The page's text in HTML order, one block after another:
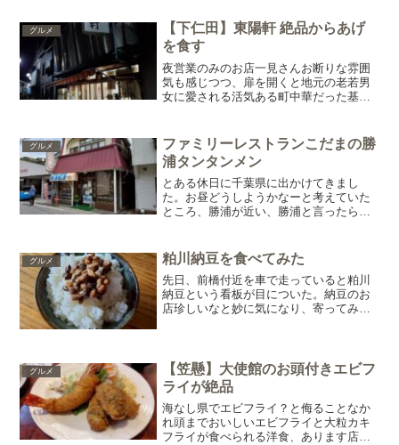
小であるプ...
グルメ
【下仁田】東陽軒 絶品からあげ
を食す
夜営業のみのお店一見さんお断りな雰囲
気も感じつつ、扉を開くと地元の老若男
女に愛される活気ある町中華だった基本
分定休日月曜日駐車場なし 近くに無料
の観光駐車...
グルメ
ファミリーレストランこだまの勝
浦タンタンメン
とある休日に千葉県に出かけてきまし
た。お昼どうしようかなーと考えていた
ところ、勝浦が近い、勝浦と言ったらタ
トランこだまというお店が。お肉屋さん
直営とのこと、歴史もあるよ...
グルメ 粕川納豆を食べてみた
先日、前橋付近を車で走っていると粕川
納豆という看板が目についた。納豆のお
店珍しいなと妙に気になり、寄ってみる
きわりなど定番のものがま...
グルメ
【笠懸】大使館のお頭付きエビフ
ライが絶品
海なし県でエビフライ？と侮ることなか
れ頭までおいしいエビフライと大粒カキ
フライが食べられる洋食、あります店の